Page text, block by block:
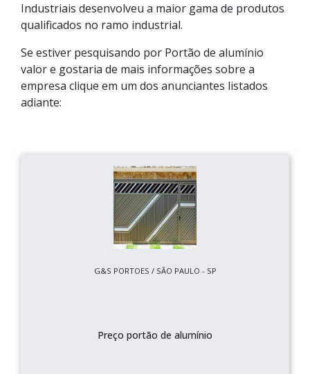
Industriais desenvolveu a maior gama de produtos
qualificados no ramo industrial.
Se estiver pesquisando por Portão de alumínio
valor e gostaria de mais informações sobre a
empresa clique em um dos anunciantes listados
adiante:
G&S PORTOES / SÃO PAULO - SP
Preço portão de alumínio